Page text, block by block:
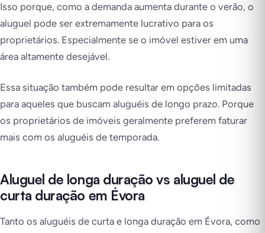
Isso porque, como a demanda aumenta durante o verão, o
aluguel pode ser extremamente lucrativo para os
proprietários. Especialmente se o imóvel estiver em uma
área altamente desejável.
Essa situação também pode resultar em opções limitadas
para aqueles que buscam aluguéis de longo prazo. Porque
os proprietários de imóveis geralmente preferem faturar
mais com os aluguéis de temporada.
Aluguel de longa duração vs aluguel de
curta duração em Évora
Tanto os aluguéis de curta e longa duração em Évora, como